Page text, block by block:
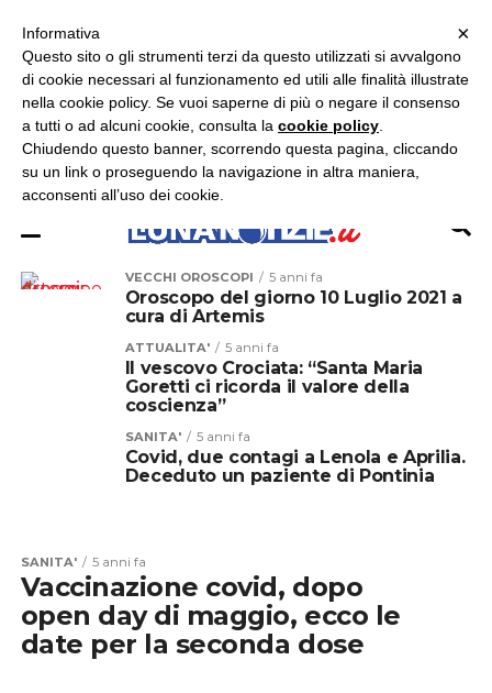
ASCOLTA RADIO LUNA
VECCHI OROSCOPI 5 anni fa
Oroscopo del giorno 10 Luglio 2021 a
cura di Artemis
ATTUALITA' 5 anni fa
Il vescovo Crociata: “Santa Maria
Goretti ci ricorda il valore della
coscienza”
SANITA' 5 anni fa
Covid, due contagi a Lenola e Aprilia.
Deceduto un paziente di Pontinia
SANITA' 5 anni fa
Vaccinazione covid, dopo
open day di maggio, ecco le
date per la seconda dose
×
×
Informativa
Questo sito o gli strumenti terzi da questo utilizzati si avvalgono
di cookie necessari al funzionamento ed utili alle finalità illustrate
nella cookie policy. Se vuoi saperne di più o negare il consenso
a tutti o ad alcuni cookie, consulta la cookie policy
Chiudendo questo banner, scorrendo questa pagina, cliccando
su un link o proseguendo la navigazione in altra maniera,
acconsenti all’uso dei cookie.